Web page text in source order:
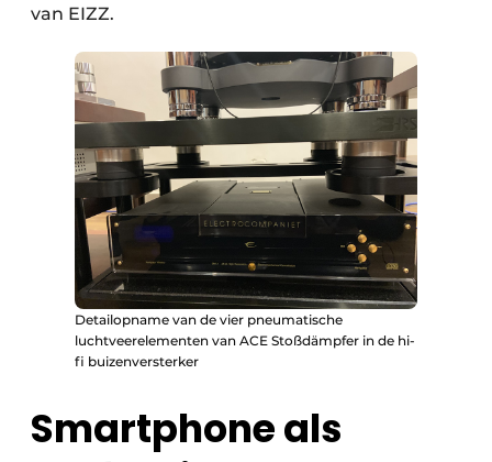
van EIZZ.
Detailopname van de vier pneumatische
luchtveerelementen van ACE Stoßdämpfer in de hi-
fi buizenversterker
Smartphone als